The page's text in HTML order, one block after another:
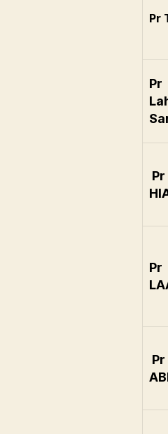
Pr
Pr
Pr
Pr
Pr